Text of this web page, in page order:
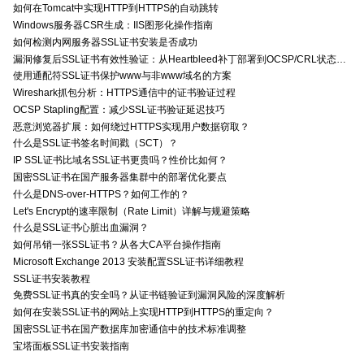
如何在Tomcat中实现HTTP到HTTPS的自动跳转
Windows服务器CSR生成：IIS图形化操作指南
如何检测内网服务器SSL证书安装是否成功
使用通配符SSL证书保护www与非www域名的方案
Wireshark抓包分析：HTTPS通信中的证书验证过程
OCSP Stapling配置：减少SSL证书验证延迟技巧
恶意浏览器扩展：如何绕过HTTPS实现用户数据窃取？
什么是SSL证书签名时间戳（SCT）？
IP SSL证书比域名SSL证书更贵吗？性价比如何？
国密SSL证书在国产服务器集群中的部署优化要点
什么是DNS-over-HTTPS？如何工作的？
Let's Encrypt的速率限制（Rate Limit）详解与规避策略
什么是SSL证书心脏出血漏洞？
如何吊销一张SSL证书？从各大CA平台操作指南
Microsoft Exchange 2013 安装配置SSL证书详细教程
SSL证书安装教程
免费SSL证书真的安全吗？从证书链验证到漏洞风险的深度解析
如何在安装SSL证书的网站上实现HTTP到HTTPS的重定向？
国密SSL证书在国产数据库加密通信中的技术标准调整
宝塔面板SSL证书安装指南